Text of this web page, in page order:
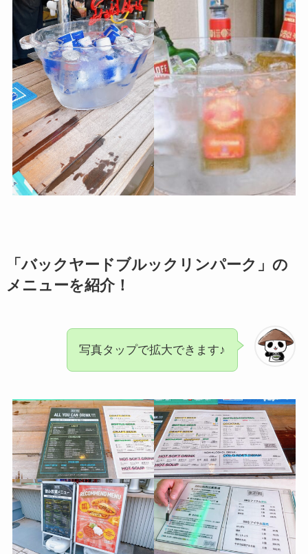
「バックヤードブルックリンパーク」の
メニューを紹介！
写真タップで拡大できます♪